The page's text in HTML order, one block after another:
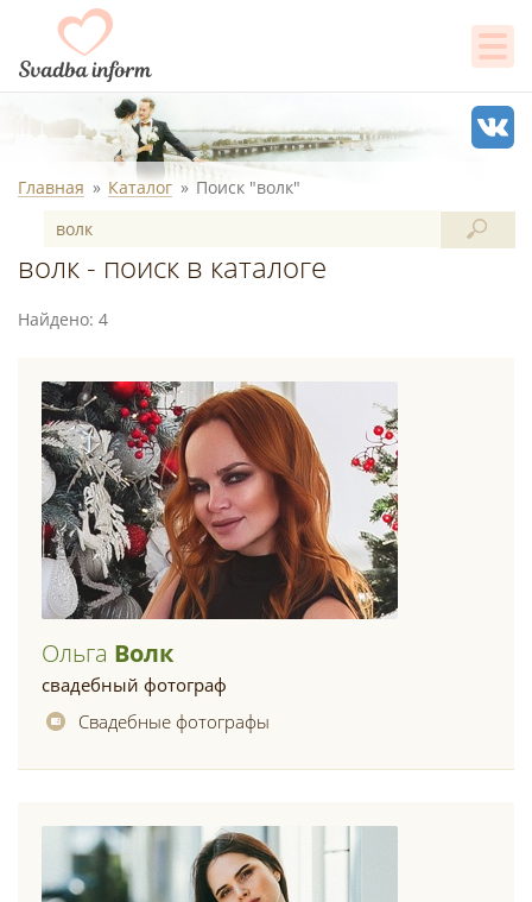
Главная Каталог Поиск "волк"
волк - поиск в каталоге
Найдено: 4
Ольга Волк
свадебный фотограф
Свадебные фотографы